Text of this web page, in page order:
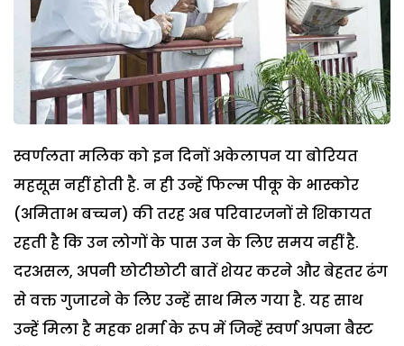
स्वर्णलता मलिक को इन दिनों अकेलापन या बोरियत
महसूस नहीं होती है. न ही उन्हें फिल्म पीकू के भास्कोर
(अमिताभ बच्चन) की तरह अब परिवारजनों से शिकायत
रहती है कि उन लोगों के पास उन के लिए समय नहीं है.
दरअसल, अपनी छोटीछोटी बातें शेयर करने और बेहतर ढंग
से वक्त गुजारने के लिए उन्हें साथ मिल गया है. यह साथ
उन्हें मिला है महक शर्मा के रूप में जिन्हें स्वर्ण अपना बैस्ट